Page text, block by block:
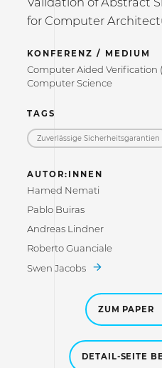
for Computer
KONFERENZ / MEDIUM
Computer Aided Verification
Computer Science
TAGS
Zuverlässige Sicherheitsgarantien
AUTOR:INNEN
Hamed Nemati
Pablo Buiras
Andreas Lindner
Roberto Guanciale
Swen Jacobs
ZUM PAPER
DETAIL-SEITE